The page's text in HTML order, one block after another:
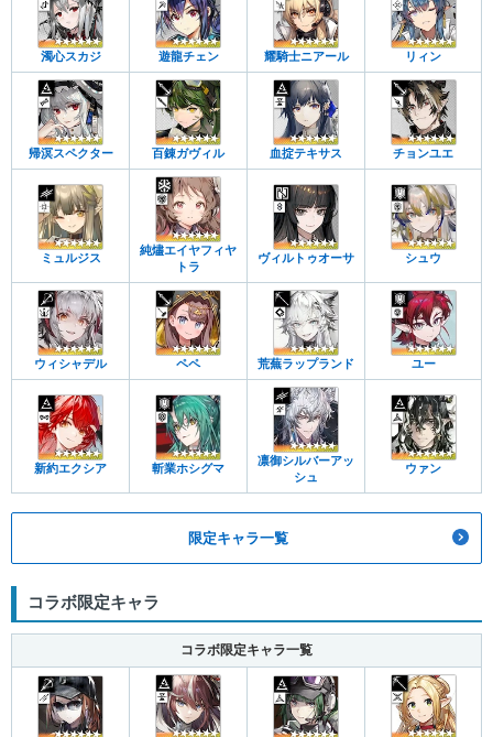
濁心スカジ 遊龍チェン 耀騎士ニアール リィン
帰溟スペクター 百錬ガヴィル 血掟テキサス チョンユエ
ミュルジス
純燼エイヤフィヤ
トラ
ヴィルトゥオーサ シュウ
ウィシャデル ペペ 荒蕪ラップランド ユー
新約エクシア 斬業ホシグマ
凛御シルバーアッ
シュ
ウァン
限定キャラ一覧
コラボ限定キャラ
コラボ限定キャラ一覧